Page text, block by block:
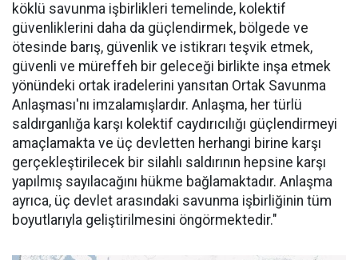
köklü savunma işbirlikleri temelinde, kolektif
güvenliklerini daha da güçlendirmek, bölgede ve
ötesinde barış, güvenlik ve istikrarı teşvik etmek,
güvenli ve müreffeh bir geleceği birlikte inşa etmek
yönündeki ortak iradelerini yansıtan Ortak Savunma
Anlaşması'nı imzalamışlardır. Anlaşma, her türlü
saldırganlığa karşı kolektif caydırıcılığı güçlendirmeyi
amaçlamakta ve üç devletten herhangi birine karşı
gerçekleştirilecek bir silahlı saldırının hepsine karşı
yapılmış sayılacağını hükme bağlamaktadır. Anlaşma
ayrıca, üç devlet arasındaki savunma işbirliğinin tüm
boyutlarıyla geliştirilmesini öngörmektedir."